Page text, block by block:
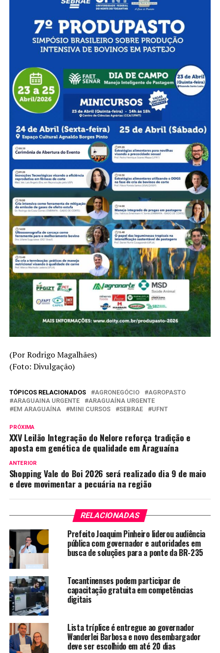
(Por Rodrigo Magalhães)
(Foto: Divulgação)
TÓPICOS RELACIONADOS AGRONEGÓCIO
AGROPASTO
ARAGUAINA URGENTE
ARAGUAÍNA URGENTE
EM ARAGUAÍNA
MINI CURSOS SEBRAE UFNT
PRÓXIMA
XXV Leilão Integração do Nelore reforça tradição e
aposta em genética de qualidade em Araguaína
ANTERIOR
Shopping Vale do Boi 2026 será realizado dia 9 de maio
e deve movimentar a pecuária na região
RELACIONADAS
Prefeito Joaquim Pinheiro liderou audiência
pública com governador e autoridades em
busca de soluções para a ponte da BR-235
Tocantinenses podem participar de
capacitação gratuita em competências
digitais
Lista tríplice é entregue ao governador
Wanderlei Barbosa e novo desembargador
deve ser escolhido em até 20 dias